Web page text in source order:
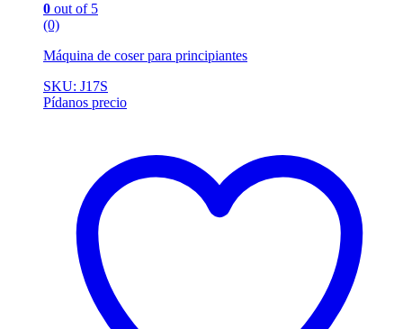
0 out of 5
(0)
Máquina de coser para principiantes
SKU: J17S
Pídanos precio